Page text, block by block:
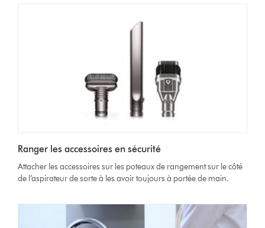
Ranger les accessoires en sécurité
Attacher les accessoires sur les poteaux de rangement sur le côté
de l’aspirateur de sorte à les avoir toujours à portée de main.